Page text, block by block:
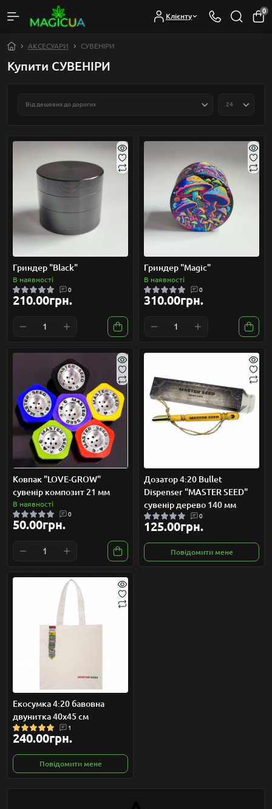
Клієнту
0
АКСЕСУАРИ СУВЕНІРИ
Купити СУВЕНІРИ
Гриндер "Black"
В наявності
0
210.00грн.
Гриндер "Magic"
В наявності
0
310.00грн.
Ковпак "LOVE-GROW"
сувенір композит 21 мм
В наявності
0
50.00грн.
Дозатор 4:20 Bullet
Dispenser "MASTER SEED"
сувенір дерево 140 мм
0
125.00грн.
Повідомити мене
Екосумка 4:20 бавовна
двунитка 40x45 см
1
240.00грн.
Повідомити мене